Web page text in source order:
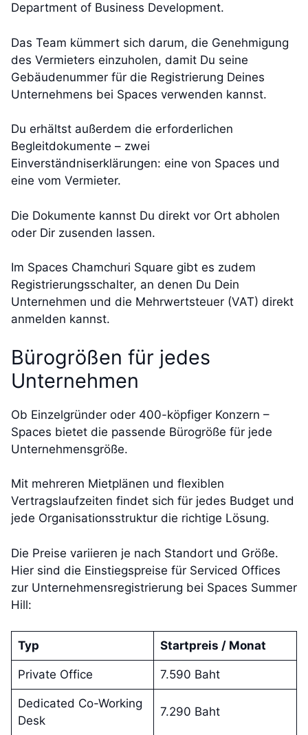
Department of Business Development.
Das Team kümmert sich darum, die Genehmigung
des Vermieters einzuholen, damit Du seine
Gebäudenummer für die Registrierung Deines
Unternehmens bei Spaces verwenden kannst.
Du erhältst außerdem die erforderlichen
Begleitdokumente – zwei
Einverständniserklärungen: eine von Spaces und
eine vom Vermieter.
Die Dokumente kannst Du direkt vor Ort abholen
oder Dir zusenden lassen.
Im Spaces Chamchuri Square gibt es zudem
Registrierungsschalter, an denen Du Dein
Unternehmen und die Mehrwertsteuer (VAT) direkt
anmelden kannst.
Bürogrößen für jedes
Unternehmen
Ob Einzelgründer oder 400-köpfiger Konzern –
Spaces bietet die passende Bürogröße für jede
Unternehmensgröße.
Mit mehreren Mietplänen und flexiblen
Vertragslaufzeiten findet sich für jedes Budget und
jede Organisationsstruktur die richtige Lösung.
Die Preise variieren je nach Standort und Größe.
Hier sind die Einstiegspreise für Serviced Offices
zur Unternehmensregistrierung bei Spaces Summer
Hill:
Typ Startpreis / Monat
Private Office 7.590 Baht
Dedicated Co-Working
Desk
7.290 Baht